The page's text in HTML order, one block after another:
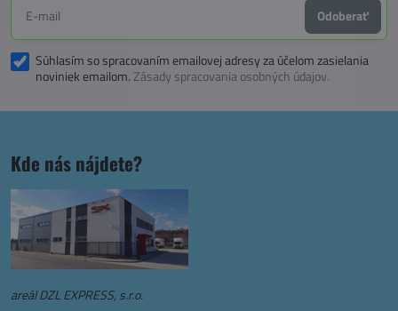
Odoberať
Súhlasím so spracovaním emailovej adresy za účelom zasielania
noviniek emailom.Zásady spracovania osobných údajov.
Kde nás nájdete?
areál DZL EXPRESS, s.r.o.